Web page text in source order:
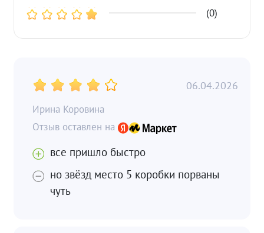
(0)
Ирина Коровина
06.04.2026
все пришло быстро
но звёзд место 5 коробки порваны
чуть